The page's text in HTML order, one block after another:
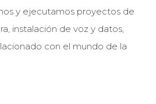
y ejecutamos proyectos de
instalación de voz y datos,
con el mundo de la